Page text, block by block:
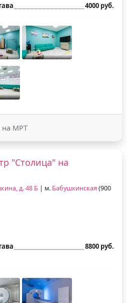
4000 руб.
на МРТ
"Столица" на
д. 48 Б | м. Бабушкинская (900
8800 руб.